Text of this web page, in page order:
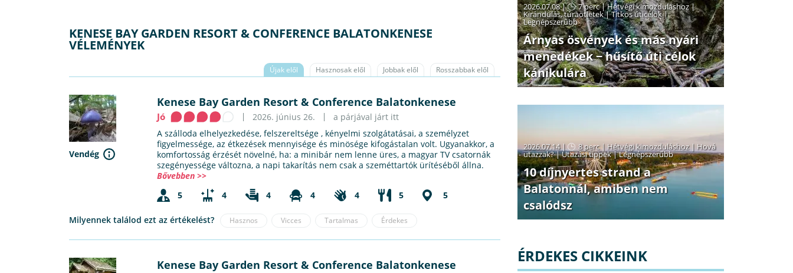
KENESE BAY GARDEN RESORT & CONFERENCE BALATONKENESE
VÉLEMÉNYEK
Újak elől Hasznosak elől Jobbak elől Rosszabbak elől
Vendég
Kenese Bay Garden Resort & Conference Balatonkenese
Jó 2026. június 26.
a párjával járt itt
A szálloda elhelyezkedése, felszereltsége , kényelmi szolgátatásai, a személyzet
figyelmessége, az étkezések mennyisége és minösége kifogástalan volt. Ugyanakkor, a
komfortosság érzését növelné, ha: a minibár nem lenne üres, a magyar TV csatornák
szegényessége változna, a napi takarítás nem csak a szeméttartók ürítéséből állna.
Bővebben >>
5
4 4 4 4 5 5
Milyennek találod ezt az értékelést? Hasznos Vicces Tartalmas Érdekes
Kenese Bay Garden Resort & Conference Balatonkenese
2026.07.08 | 7 perc|Hétvégi kimozduláshoz|
Kirándulás, túraötletek|Titkos úticélok|
Legnépszerűbb
Árnyas ösvények és más nyári
menedékek − hűsítő úti célok
kánikulára
2026.07.14 | 8 perc| Hétvégi kimozduláshoz| Hová
utazzak?|Utazási tippek|Legnépszerűbb
10 díjnyertes strand a
Balatonnál, amiben nem
csalódsz
ÉRDEKES CIKKEINK